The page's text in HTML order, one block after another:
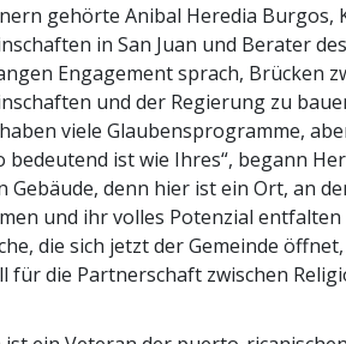
gehörte Anibal Heredia
in San Juan und Berater
Engagement sprach, Brücken
und der Regierung zu
viele Glaubensprogramme,
bedeutend ist wie Ihres“, begann
Gebäude, denn hier ist ein Ort, an
und ihr volles Potenzial
die sich jetzt der Gemeinde
für die Partnerschaft zwischen